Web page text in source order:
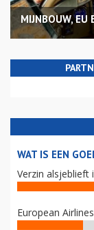
MIJNBOUW, EU
WAT IS EEN
Verzin alsjeblieft
European